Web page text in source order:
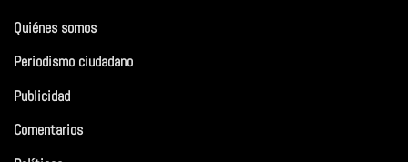
Quiénes somos
Periodismo ciudadano
Publicidad
Comentarios